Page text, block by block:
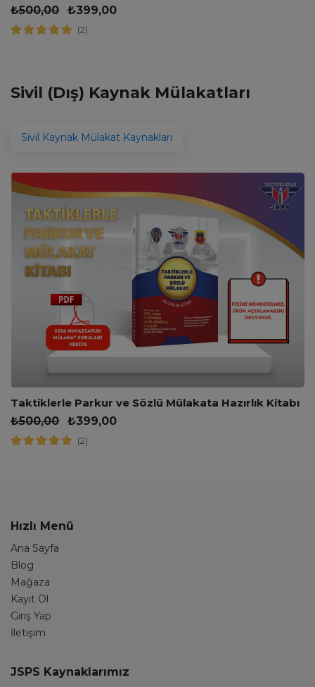
₺500,00 ₺399,00
(2)
Sivil (Dış) Kaynak Mülakatları
Sivil Kaynak Mülakat Kaynakları
Taktiklerle Parkur ve Sözlü Mülakata Hazırlık Kitabı
₺500,00 ₺399,00
(2)
Hızlı Menü
Ana Sayfa
Blog
Mağaza
Kayıt Ol
Giriş Yap
İletişim
JSPS Kaynaklarımız